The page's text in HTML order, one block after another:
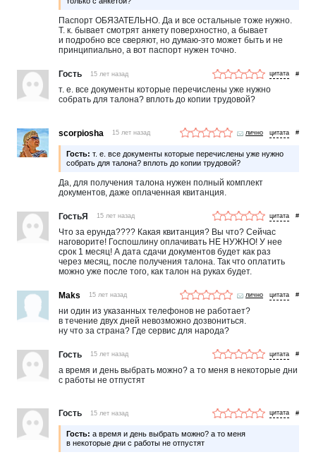
Паспорт ОБЯЗАТЕЛЬНО. Да и все остальные тоже нужно.
Т. к. бывает смотрят анкету поверхностно, а бывает
и подробно все сверяют, но думаю-это может быть и не
принципиально, а вот паспорт нужен точно.
Гость 15 лет назад #
т. е. все документы которые перечислены уже нужно
собрать для талона? вплоть до копии трудовой?
scorpiosha 15 лет назад лично #
Гость: т. е. все документы которые перечислены уже нужно
собрать для талона? вплоть до копии трудовой?
Да, для получения талона нужен полный комплект
документов, даже оплаченная квитанция.
ГостьЯ 15 лет назад #
Что за ерунда???? Какая квитанция? Вы что? Сейчас
наговорите! Госпошлину оплачивать НЕ НУЖНО! У нее
срок 1 месяц! А дата сдачи документов будет как раз
через месяц, после получения талона. Так что оплатить
можно уже после того, как талон на руках будет.
Maks 15 лет назад лично #
ни один из указанных телефонов не работает?
в течение двух дней невозможно дозвониться.
ну что за страна? Где сервис для народа?
Гость 15 лет назад #
а время и день выбрать можно? а то меня в некоторые дни
с работы не отпустят
Гость 15 лет назад #
Гость: а время и день выбрать можно? а то меня
в некоторые дни с работы не отпустят